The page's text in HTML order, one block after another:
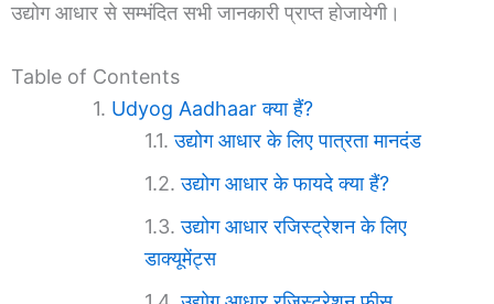
उद्योग आधार से सम्भंदित सभी जानकारी प्राप्त होजायेगी।
Table of Contents
Udyog Aadhaar क्या हैं?
उद्योग आधार के लिए पात्रता मानदंड
उद्योग आधार के फायदे क्या हैं?
उद्योग आधार रजिस्ट्रेशन के लिए
डाक्यूमेंट्स